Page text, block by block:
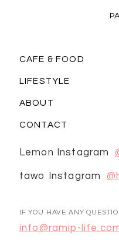
CAFE & FOOD
LIFESTYLE
ABOUT
CONTACT
Lemon Instagram
tawo Instagram
IF YOU HAVE ANY
info@ramip-